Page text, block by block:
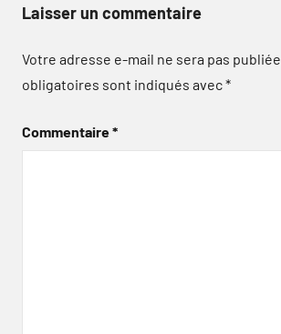
Laisser un commentaire
Votre adresse e-mail ne sera pas publiée.
obligatoires sont indiqués avec*
Commentaire*